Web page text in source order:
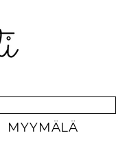
MYYMÄLÄ